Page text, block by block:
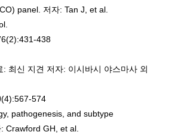
panel. 저자: Tan J, et al.
438
: 최신 지견 저자: 이시바시 야스마사 외
574
pathogenesis, and subtype
Crawford GH, et al.